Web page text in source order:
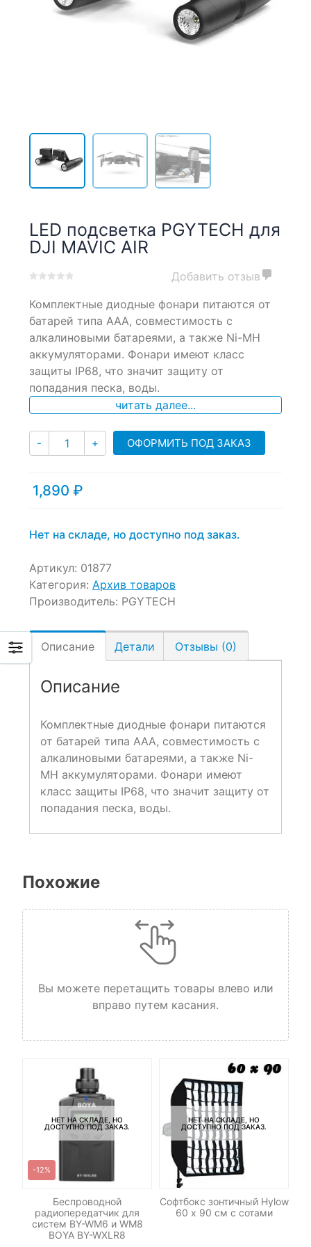
LED подсветка PGYTECH для
DJI MAVIC AIR
out
on
customer
ratings
Добавить отзыв
Комплектные диодные фонари питаются от
батарей типа AAA, совместимость с
алкалиновыми батареями, а также Ni-MH
аккумуляторами. Фонари имеют класс
защиты IP68, что значит защиту от
попадания песка, воды.
читать далее...
- Количество
+ ОФОРМИТЬ ПОД ЗАКАЗ
1,890 ₽
Нет на складе, но доступно под заказ.
Артикул: 01877
Категория: Архив товаров
Производитель: PGYTECH
Описание Детали Отзывы (0)
Описание
Комплектные диодные фонари питаются
от батарей типа AAA, совместимость с
алкалиновыми батареями, а также Ni-
MH аккумуляторами. Фонари имеют
класс защиты IP68, что значит защиту от
попадания песка, воды.
Похожие
Вы можете перетащить товары влево или
вправо путем касания.
НЕТ НА СКЛАДЕ, НО
ДОСТУПНО ПОД ЗАКАЗ.
-12%
Беспроводной
радиопередатчик для
систем BY-WM6 и WM8
BOYA BY-WXLR8
НЕТ НА СКЛАДЕ, НО
ДОСТУПНО ПОД ЗАКАЗ.
Софтбокс зонтичный Hylow
60 х 90 см с сотами